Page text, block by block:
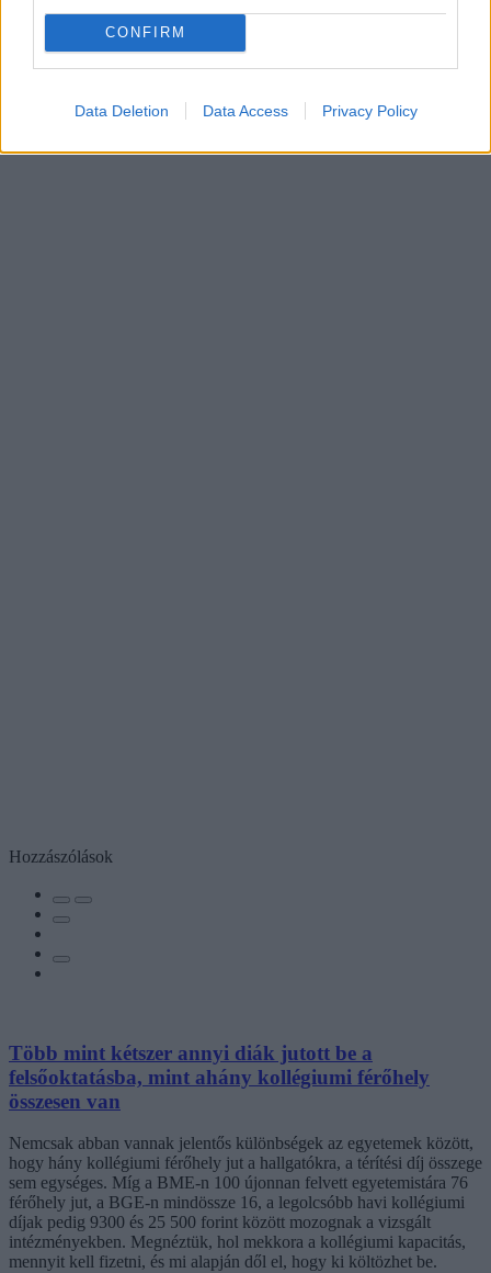
CONFIRM
Data Deletion Data Access Privacy Policy
Hozzászólások
Több mint kétszer annyi diák jutott be a
felsőoktatásba, mint ahány kollégiumi férőhely
összesen van
Nemcsak abban vannak jelentős különbségek az egyetemek között,
hogy hány kollégiumi férőhely jut a hallgatókra, a térítési díj összege
sem egységes. Míg a BME-n 100 újonnan felvett egyetemistára 76
férőhely jut, a BGE-n mindössze 16, a legolcsóbb havi kollégiumi
díjak pedig 9300 és 25 500 forint között mozognak a vizsgált
intézményekben. Megnéztük, hol mekkora a kollégiumi kapacitás,
mennyit kell fizetni, és mi alapján dől el, hogy ki költözhet be.